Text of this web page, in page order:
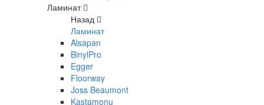
Ламинат
Назад
Ламинат
Alsapan
BinylPro
Egger
Floorway
Joss Beaumont
Kastamonu